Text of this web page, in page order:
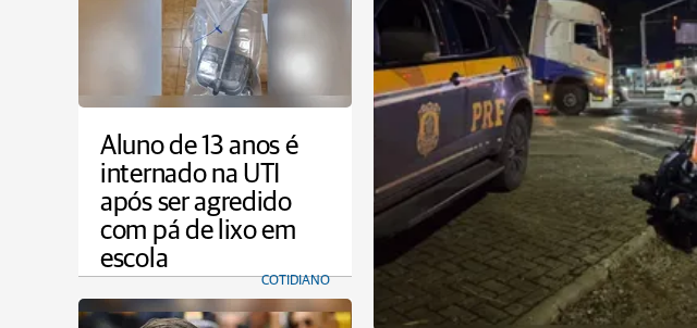
Aluno de 13 anos é
internado na UTI
após ser agredido
com pá de lixo em
escola
COTIDIANO